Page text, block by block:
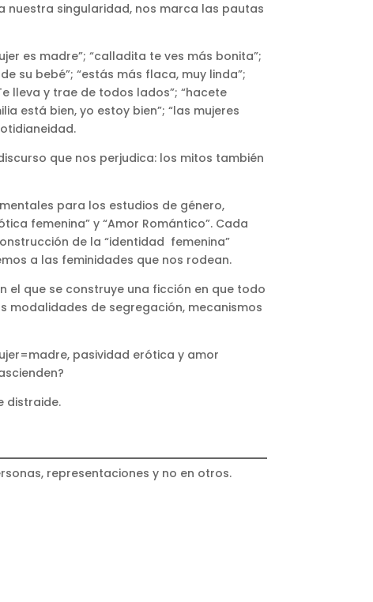
nuestra singularidad, nos marca las pautas
es madre”; “calladita te ves más bonita”;
su bebé”; “estás más flaca, muy linda”;
lleva y trae de todos lados”; “hacete
está bien, yo estoy bien”; “las mujeres
que nos perjudica: los mitos también
para los estudios de género,
femenina” y “Amor Romántico”. Cada
de la “identidad femenina”
a las feminidades que nos rodean.
el que se construye una ficción en que todo
modalidades de segregación, mecanismos
pasividad erótica y amor
distraide.
representaciones y no en otros.